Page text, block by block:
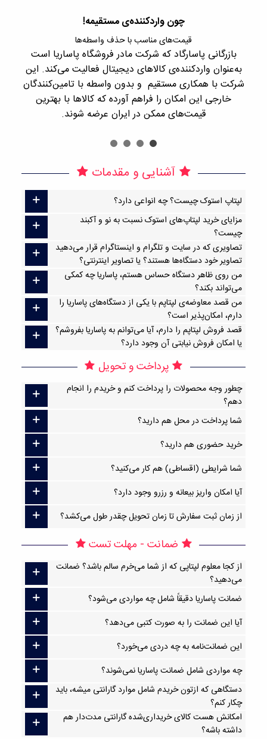
چون واردکننده‌ی مستقیمه!
قیمت‌های مناسب با حذف واسطه‌ها
بازرگانی پاسارگاد که شرکت مادر فروشگاه پاساریا است
به‌عنوان واردکننده‌ی کالاهای دیجیتال فعالیت می‌کند. این
شرکت با همکاری مستقیم و بدون واسطه با تامین‌کنندگان
خارجی این امکان را فراهم آورده که کالاها با بهترین
قیمت‌های ممکن در ایران عرضه شوند.
آشنایی و مقدمات
لپتاپ استوک چیست؟ چه انواعی دارد؟
مزایای خرید لپتاپ‌های استوک نسبت به نو و آکبند
چیست؟
تصاویری که در سایت و تلگرام و اینستاگرام قرار می‌دهید
تصاویر خود دستگاه‌ها هستند؟ یا تصاویر اینترنتی؟
من روی ظاهر دستگاه حساس هستم، پاساریا چه کمکی
می‌تواند بکند؟
من قصد معاوضه‌ی لپتاپم با یکی از دستگاه‌های پاساریا را
دارم، امکان‌پذیر است؟
قصد فروش لپتاپم را دارم، آیا می‌توانم به پاساریا بفروشم؟
یا امکان فروش نیابتی آن وجود دارد؟
پرداخت و تحویل
چطور وجه محصولات را پرداخت کنم و خریدم را انجام
دهم؟
شما پرداخت در محل هم دارید؟
خرید حضوری هم دارید؟
شما شرایطی (اقساطی) هم کار می‌کنید؟
آیا امکان واریز بیعانه و رزرو وجود دارد؟
از زمان ثبت سفارش تا زمان تحویل چقدر طول می‌کشد؟
ضمانت - مهلت تست
از کجا معلوم لپتاپی که از شما می‌خرم سالم باشد؟ ضمانت
می‌دهید؟
ضمانت پاساریا دقیقاً شامل چه مواردی می‌شود؟
آیا این ضمانت را به صورت کتبی می‌دهد؟
این ضمانت‌نامه به چه دردی می‌خورد؟
چه مواردی شامل ضمانت پاساریا نمی‌شوند؟
دستگاهی که ازتون خریدم شامل موارد گارانتی میشه، باید
چکار کنم؟
امکانش هست کالای خریداری‌شده گارانتی مدت‌دار هم
داشته باشه؟